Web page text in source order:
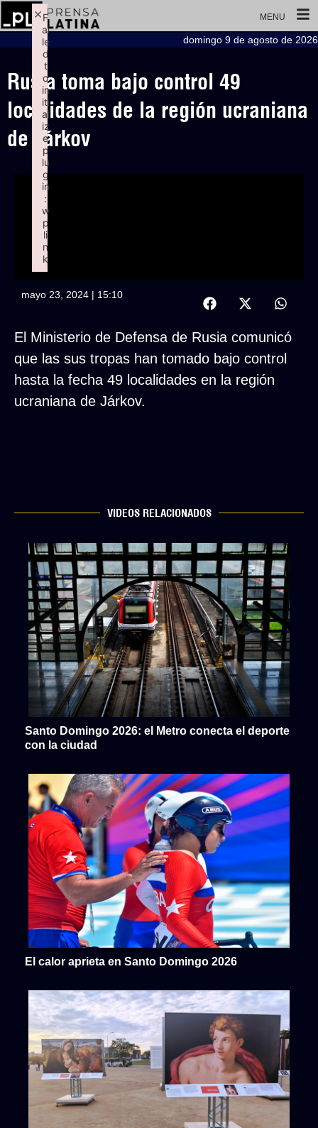
MENU
domingo 9 de agosto de 2026
Rusia toma bajo control 49
localidades de la región ucraniana
de Járkov
mayo 23, 2024 | 15:10
El Ministerio de Defensa de Rusia comunicó
que las sus tropas han tomado bajo control
hasta la fecha 49 localidades en la región
ucraniana de Járkov.
VIDEOS RELACIONADOS
Santo Domingo 2026: el Metro conecta el deporte
con la ciudad
El calor aprieta en Santo Domingo 2026
F
ai
le
d
t
o
in
iti
al
iz
e
p
lu
g
in
:
w
p
li
n
k
×
Failed to initialize plugin: wplink